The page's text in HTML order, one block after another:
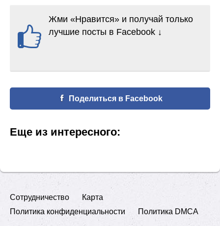
Жми «Нравится» и получай только
лучшие посты в Facebook ↓
Поделиться в Facebook
Еще из интересного:
Сотрудничество
Карта
Политика конфиденциальности
Политика DMCA